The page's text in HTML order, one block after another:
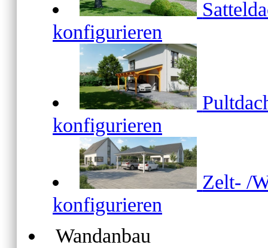
konfigurieren
konfigurieren
Zelt- /
konfigurieren
Wandanbau